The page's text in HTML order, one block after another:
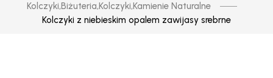
Kolczyki,Biżuteria,Kolczyki,Kamienie Naturalne
Kolczyki z niebieskim opalem zawijasy srebrne